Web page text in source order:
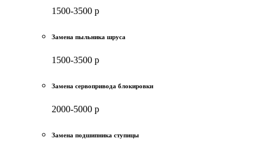
1500-3500 р
Замена пыльника шруса
1500-3500 р
Замена сервопривода блокировки
2000-5000 р
Замена подшипника ступицы